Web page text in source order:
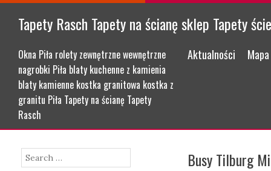
Tapety Rasch Tapety na ścianę sklep Tapety
Okna Piła rolety zewnętrzne wewnętrzne
nagrobki Piła blaty kuchenne z kamienia
blaty kamienne kostka granitowa kostka z
granitu Piła Tapety na ścianę Tapety
Rasch
Menu
Skip to content
Aktualności
Busy Tilburg
Search